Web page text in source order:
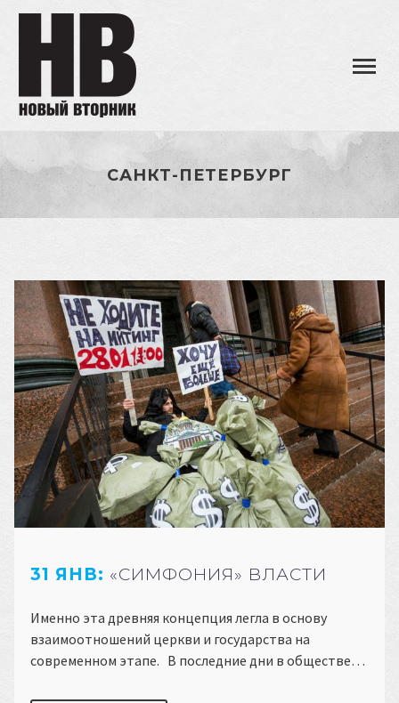
САНКТ-ПЕТЕРБУРГ
31 ЯНВ: «СИМФОНИЯ» ВЛАСТИ
Именно эта древняя концепция легла в основу
взаимоотношений церкви и государства на
современном этапе. В последние дни в обществе…